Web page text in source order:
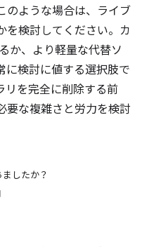
のような場合は、ライブ
を検討してください。カ
か、より軽量な代替ソ
に検討に値する選択肢で
リを完全に削除する前
要な複雑さと労力を検討
したか？